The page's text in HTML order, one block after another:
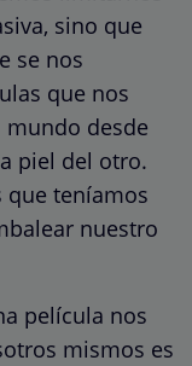
sino que
se nos
que nos
mundo desde
piel del otro.
que teníamos
nuestro
película nos
mismos es